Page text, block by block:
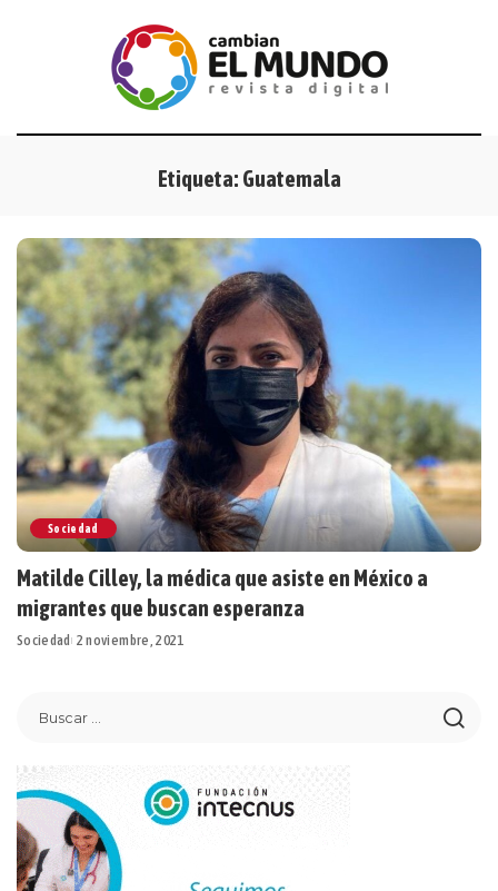
Etiqueta: Guatemala
Sociedad
Matilde Cilley, la médica que asiste en México a
migrantes que buscan esperanza
Sociedad 2 noviembre, 2021